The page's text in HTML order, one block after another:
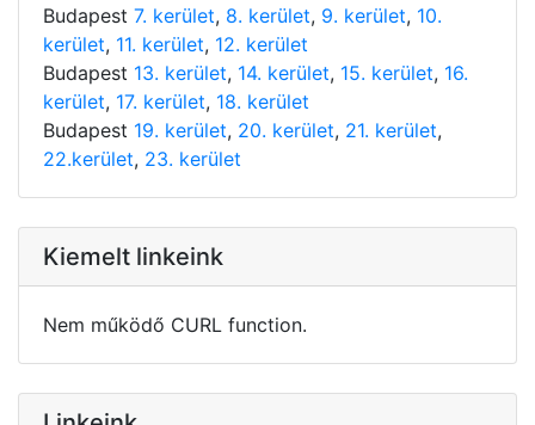
Budapest 7. kerület, 8. kerület, 9. kerület, 10.
kerület, 11. kerület, 12. kerület
Budapest 13. kerület, 14. kerület, 15. kerület, 16.
kerület, 17. kerület, 18. kerület
Budapest 19. kerület, 20. kerület, 21. kerület,
22.kerület, 23. kerület
Kiemelt linkeink
Nem működő CURL function.